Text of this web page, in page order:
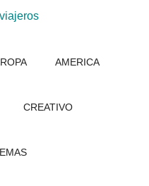
AMERICA
CREATIVO